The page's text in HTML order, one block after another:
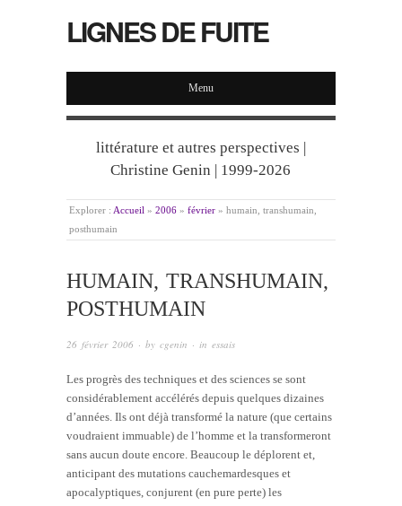
LIGNES DE FUITE
Menu
littérature et autres perspectives |
Christine Genin | 1999-2026
Explorer : Accueil » 2006 » février » humain, transhumain,
posthumain
HUMAIN, TRANSHUMAIN,
POSTHUMAIN
26 février 2006 · by cgenin · in essais
Les progrès des techniques et des sciences se sont
considérablement accélérés depuis quelques dizaines
d’années. Ils ont déjà transformé la nature (que certains
voudraient immuable) de l’homme et la transformeront
sans aucun doute encore. Beaucoup le déplorent et,
anticipant des mutations cauchemardesques et
apocalyptiques, conjurent (en pure perte) les